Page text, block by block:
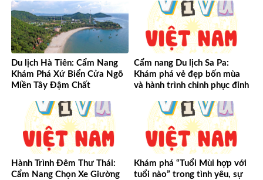
Du lịch Hà Tiên: Cẩm Nang
Khám Phá Xứ Biển Cửa Ngõ
Miền Tây Đậm Chất
Cẩm nang Du lịch Sa Pa:
Khám phá vẻ đẹp bốn mùa
và hành trình chinh phục đỉnh
Hành Trình Đêm Thư Thái:
Cẩm Nang Chọn Xe Giường
Khám phá “Tuổi Mùi hợp với
tuổi nào” trong tình yêu, sự